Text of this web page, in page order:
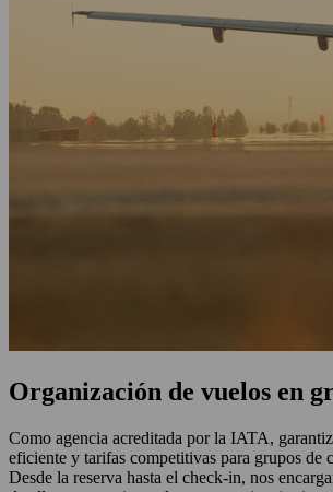
Organización de vuelos en
Como agencia acreditada por la IATA,
eficiente y tarifas competitivas para grupos de
Desde la reserva hasta el check-in, nos